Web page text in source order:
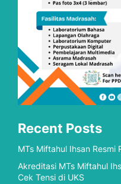
Recent Posts
MTs Miftahul Ihsan Resmi
Akreditasi MTs Miftahul
Cek Tensi di UKS